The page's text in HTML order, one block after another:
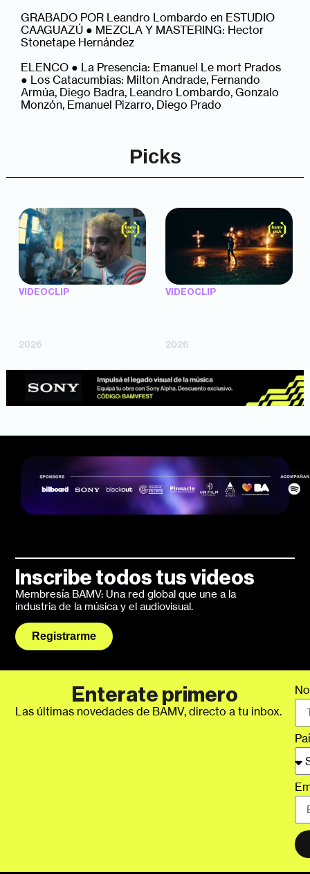
GRABADO POR Leandro Lombardo en ESTUDIO
CAAGUAZÚ ● MEZCLA Y MASTERING: Hector
Stonetape Hernández
ELENCO ● La Presencia: Emanuel Le mort Prados
● Los Catacumbias: Milton Andrade, Fernando
Armúa, Diego Badra, Leandro Lombardo, Gonzalo
Monzón, Emanuel Pizarro, Diego Prado
Picks
VIDEOCLIP
2026
VIDEOCLIP
2026
Inscribe todos tus videos
Membresía BAMV: Una red global que une a la
industria de la música y el audiovisual.
Registrarme
Enterate primero
Las últimas novedades de BAMV, directo a tu inbox.